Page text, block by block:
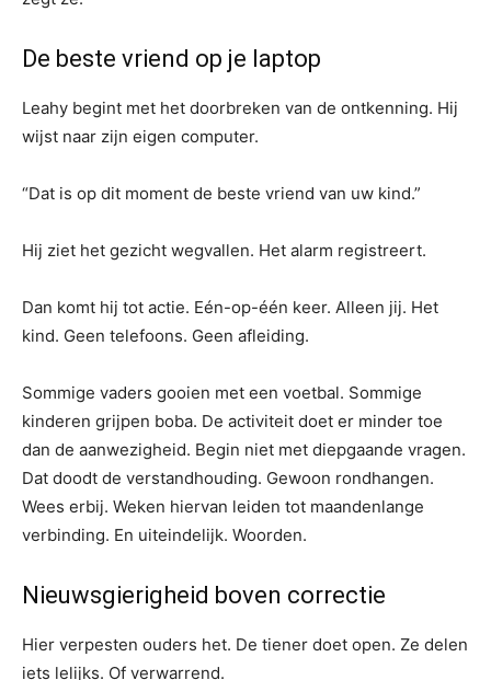
De beste vriend op je laptop
Leahy begint met het doorbreken van de ontkenning. Hij
wijst naar zijn eigen computer.
“Dat is op dit moment de beste vriend van uw kind.”
Hij ziet het gezicht wegvallen. Het alarm registreert.
Dan komt hij tot actie. Eén-op-één keer. Alleen jij. Het
kind. Geen telefoons. Geen afleiding.
Sommige vaders gooien met een voetbal. Sommige
kinderen grijpen boba. De activiteit doet er minder toe
dan de aanwezigheid. Begin niet met diepgaande vragen.
Dat doodt de verstandhouding. Gewoon rondhangen.
Wees erbij. Weken hiervan leiden tot maandenlange
verbinding. En uiteindelijk. Woorden.
Nieuwsgierigheid boven correctie
Hier verpesten ouders het. De tiener doet open. Ze delen
iets lelijks. Of verwarrend.